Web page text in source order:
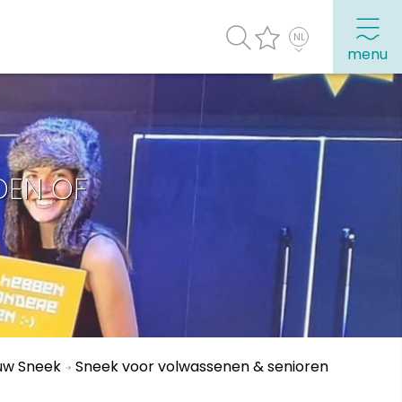
menu
Veel bezochte pagina's:
Top 10 leuke dingen
Vakantie vieren in Sneek
Uitgaan in Sneek
Overnachten in Sneek
Citygame Escapegame Sneek
OF
Sneek Sneek voor volwassenen & senioren